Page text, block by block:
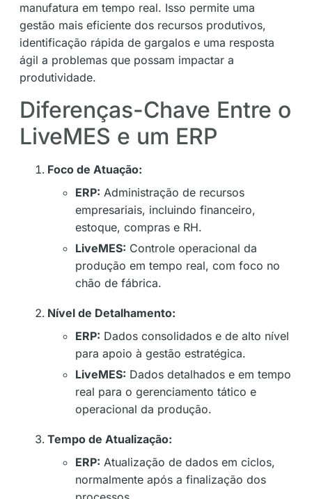
manufatura em tempo real. Isso permite uma
gestão mais eficiente dos recursos produtivos,
identificação rápida de gargalos e uma resposta
ágil a problemas que possam impactar a
produtividade.
Diferenças-Chave Entre o
LiveMES e um ERP
Foco de Atuação:
ERP: Administração de recursos
empresariais, incluindo financeiro,
estoque, compras e RH.
LiveMES: Controle operacional da
produção em tempo real, com foco no
chão de fábrica.
Nível de Detalhamento:
ERP: Dados consolidados e de alto nível
para apoio à gestão estratégica.
LiveMES: Dados detalhados e em tempo
real para o gerenciamento tático e
operacional da produção.
Tempo de Atualização:
ERP: Atualização de dados em ciclos,
normalmente após a finalização dos